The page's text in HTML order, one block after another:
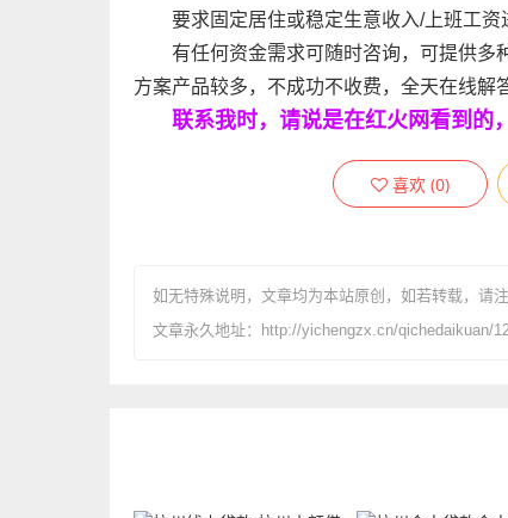
要求固定居住或稳定生意收入/上班工
有任何资金需求可随时咨询，可提供多
方案产品较多，不成功不收费，全天在线解
联系我时，请说是在红火网看到的
喜欢 (0)
如无特殊说明，文章均为本站原创 ，如若转载，请注
文章永久地址：http://yichengzx.cn/qichedaikuan/